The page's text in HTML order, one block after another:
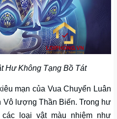
Hư Không Tạng Bồ Tát
mạn của Vua Chuyển Luân
lượng Thần Biến. Trong hư
loại vật màu nhiệm như